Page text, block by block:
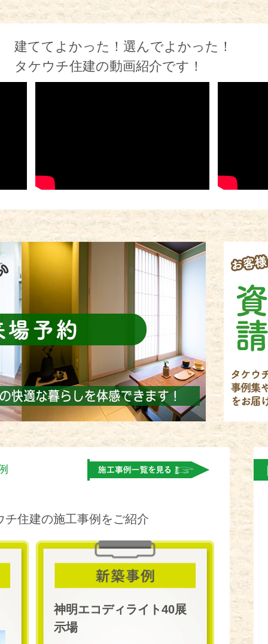
建ててよかった！選んでよかった！
タケウチ住建の動画紹介です！
住建の施工事例をご紹介
神明エコディライト40展
示場